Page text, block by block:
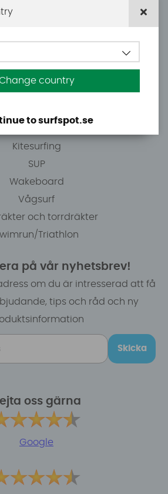
efter överenskommelse från
info@surfspot.se
Kitesurfing
SUP
Wakeboard
Vågsurf
och torrdräkter
Triathlon
på vår nyhetsbrev!
om du är intresserad att få
tips och råd och ny
Skicka
oss gärna
Google
country
to surfspot.se